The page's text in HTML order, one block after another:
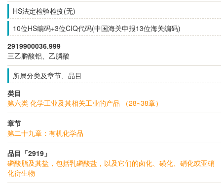
HS法定检验检疫(无)
10位HS编码+3位CIQ代码(中国海关申报13位海关编码)
2919900036.999
三乙膦酸铝、乙膦酸
所属分类及章节、品目
类目
第六类 化学工业及其相关工业的产品 （28~38章）
章节
第二十九章：有机化学品
品目「2919」
磷酸脂及其盐，包括乳磷酸盐，以及它们的卤化、磺化、硝化或亚硝
化衍生物